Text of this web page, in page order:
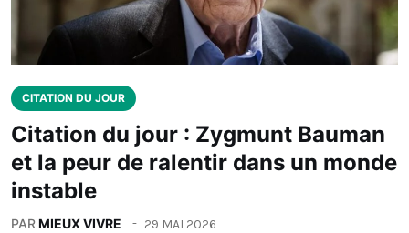
CITATION DU JOUR
Citation du jour : Zygmunt Bauman
et la peur de ralentir dans un monde
instable
PARMIEUX VIVRE 29 MAI 2026